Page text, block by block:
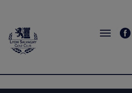
→ 2020-10-26 10:00